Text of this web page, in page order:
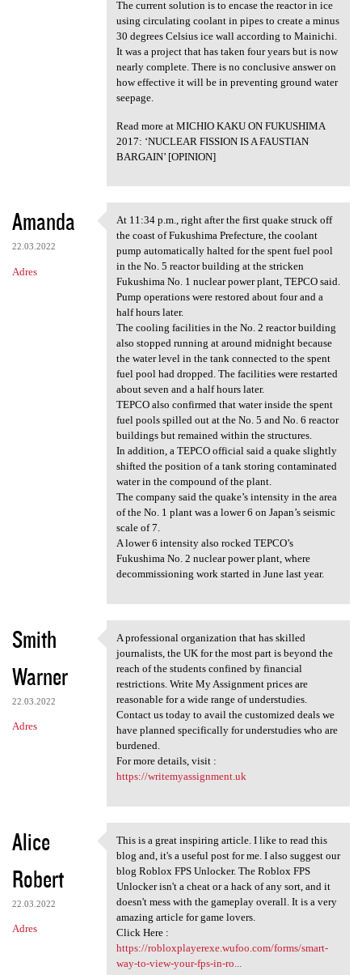
The current solution is to encase the reactor in ice
using circulating coolant in pipes to create a minus
30 degrees Celsius ice wall according to Mainichi.
It was a project that has taken four years but is now
nearly complete. There is no conclusive answer on
how effective it will be in preventing ground water
seepage.
Read more at MICHIO KAKU ON FUKUSHIMA
2017: ‘NUCLEAR FISSION IS A FAUSTIAN
BARGAIN’ [OPINION]
Amanda
22.03.2022
Adres
At 11:34 p.m., right after
At 11:34 p.m., right after the first quake struck off
the coast of Fukushima Prefecture, the coolant
pump automatically halted for the spent fuel pool
in the No. 5 reactor building at the stricken
Fukushima No. 1 nuclear power plant, TEPCO said.
Pump operations were restored about four and a
half hours later.
The cooling facilities in the No. 2 reactor building
also stopped running at around midnight because
the water level in the tank connected to the spent
fuel pool had dropped. The facilities were restarted
about seven and a half hours later.
TEPCO also confirmed that water inside the spent
fuel pools spilled out at the No. 5 and No. 6 reactor
buildings but remained within the structures.
In addition, a TEPCO official said a quake slightly
shifted the position of a tank storing contaminated
water in the compound of the plant.
The company said the quake’s intensity in the area
of the No. 1 plant was a lower 6 on Japan’s seismic
scale of 7.
A lower 6 intensity also rocked TEPCO’s
Fukushima No. 2 nuclear power plant, where
decommissioning work started in June last year.
Smith
Warner
22.03.2022
Adres
A professional organization
A professional organization that has skilled
journalists, the UK for the most part is beyond the
reach of the students confined by financial
restrictions. Write My Assignment prices are
reasonable for a wide range of understudies.
Contact us today to avail the customized deals we
have planned specifically for understudies who are
burdened.
For more details, visit :
https://writemyassignment.uk
Alice
Robert
22.03.2022
Adres
This is a great inspiring
This is a great inspiring article. I like to read this
blog and, it's a useful post for me. I also suggest our
blog Roblox FPS Unlocker. The Roblox FPS
Unlocker isn't a cheat or a hack of any sort, and it
doesn't mess with the gameplay overall. It is a very
amazing article for game lovers.
Click Here :
https://robloxplayerexe.wufoo.com/forms/smart-
way-to-view-your-fps-in-ro...